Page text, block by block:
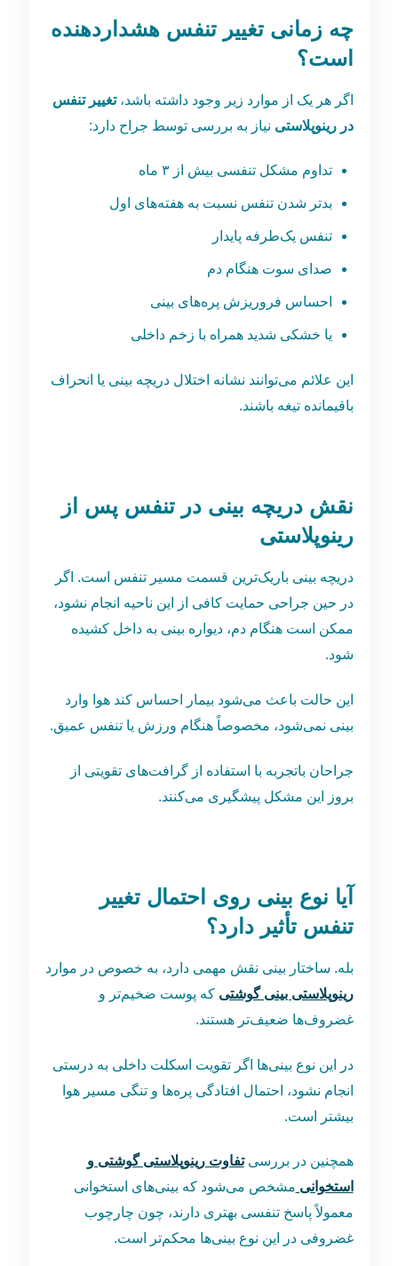
چه زمانی تغییر تنفس هشداردهنده
است؟
اگر هر یک از موارد زیر وجود داشته باشد،تغییر تنفس
در رینوپلاستی نیاز به بررسی توسط جراح دارد:
تداوم مشکل تنفسی بیش از ۳ ماه
بدتر شدن تنفس نسبت به هفته‌های اول
تنفس یک‌طرفه پایدار
صدای سوت هنگام دم
احساس فروریزش پره‌های بینی
یا خشکی شدید همراه با زخم داخلی
این علائم می‌توانند نشانه اختلال دریچه بینی یا انحراف
باقیمانده تیغه باشند.
نقش دریچه بینی در تنفس پس از
رینوپلاستی
دریچه بینی باریک‌ترین قسمت مسیر تنفس است. اگر
در حین جراحی حمایت کافی از این ناحیه انجام نشود،
ممکن است هنگام دم، دیواره بینی به داخل کشیده
شود.
این حالت باعث می‌شود بیمار احساس کند هوا وارد
بینی نمی‌شود، مخصوصاً هنگام ورزش یا تنفس عمیق.
جراحان باتجربه با استفاده از گرافت‌های تقویتی از
بروز این مشکل پیشگیری می‌کنند.
آیا نوع بینی روی احتمال تغییر
تنفس تأثیر دارد؟
بله. ساختار بینی نقش مهمی دارد، به‌ خصوص در موارد
رینوپلاستی بینی گوشتی که پوست ضخیم‌تر و
غضروف‌ها ضعیف‌تر هستند.
در این نوع بینی‌ها اگر تقویت اسکلت داخلی به ‌درستی
انجام نشود، احتمال افتادگی پره‌ها و تنگی مسیر هوا
بیشتر است.
همچنین در بررسیتفاوت رینوپلاستی گوشتی و
استخوانی مشخص می‌شود که بینی‌های استخوانی
معمولاً پاسخ تنفسی بهتری دارند، چون چارچوب
غضروفی در این نوع بینی‌ها محکم‌تر است.